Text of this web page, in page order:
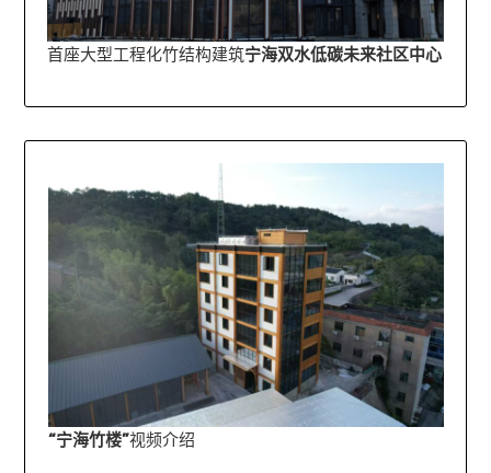
首座大型工程化竹结构建筑宁海双水低碳未来社区中心
“宁海竹楼”视频介绍